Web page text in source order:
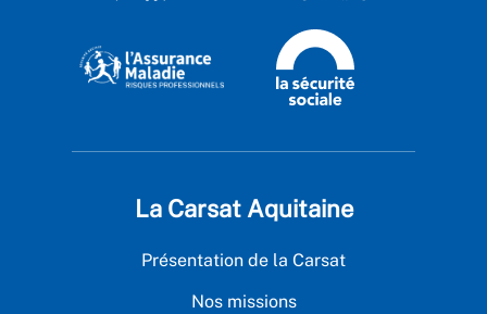
La Carsat Aquitaine
Présentation de la Carsat
Nos missions